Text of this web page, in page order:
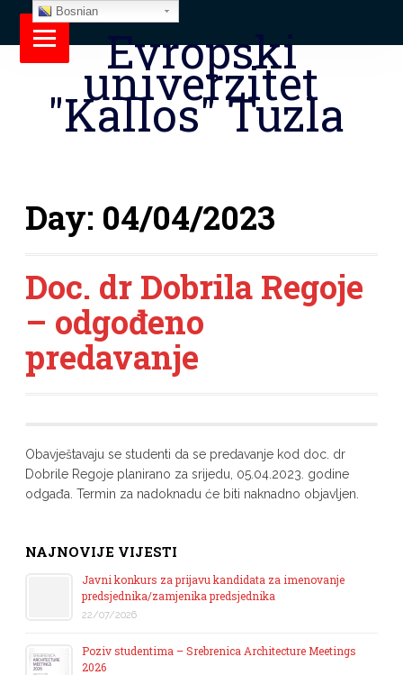
Evropski
univerzitet
"Kallos" Tuzla
Day: 04/04/2023
Doc. dr Dobrila Regoje
– odgođeno
predavanje
Obavještavaju se studenti da se predavanje kod doc. dr
Dobrile Regoje planirano za srijedu, 05.04.2023. godine
odgađa. Termin za nadoknadu će biti naknadno objavljen.
NAJNOVIJE VIJESTI
Javni konkurs za prijavu kandidata za imenovanje
predsjednika/zamjenika predsjednika
22/07/2026
Poziv studentima – Srebrenica Architecture Meetings
2026
Bosnian